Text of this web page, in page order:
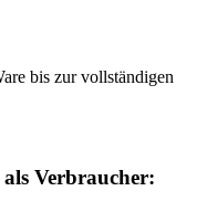
bis zur vollständigen
Verbraucher: